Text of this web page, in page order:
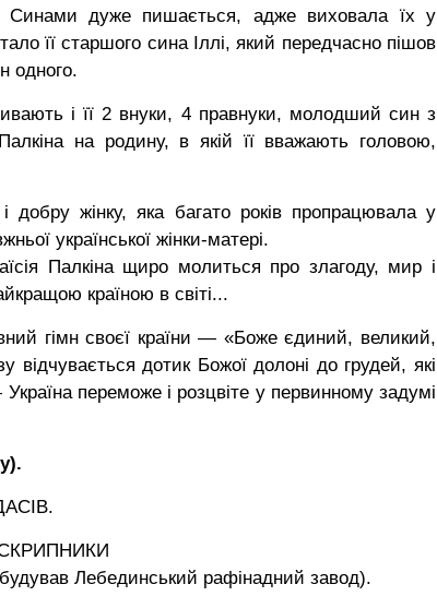
дуже пишається, адже виховала їх у
її старшого сина Іллі, який передчасно пішов
одного.
і її 2 внуки, 4 правнуки, молодший син з
на родину, в якій її вважають головою,
жінку, яка багато років пропрацювала у
української жінки-матері.
Палкіна щиро молиться про злагоду, мир і
країною в світі...
гімн своєї країни — «Боже єдиний, великий,
відчувається дотик Божої долоні до грудей, які
переможе і розцвіте у первинному задумі
СКРИПНИКИ
Лебединський рафінадний завод).